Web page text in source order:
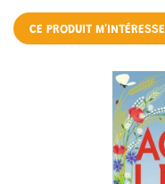
CE PRODUIT M'INTÉRESSE